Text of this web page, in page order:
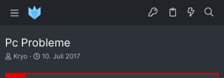
Pc Probleme
E
s
Kryo
E
s
10. Juli 2017